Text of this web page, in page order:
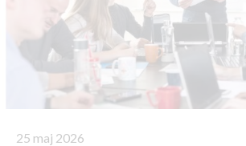
25 maj 2026